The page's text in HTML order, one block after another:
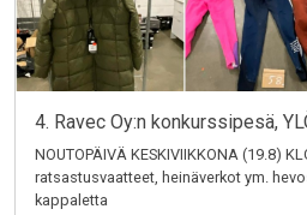
4. Ravec Oy:n konkurssipesä,
NOUTOPÄIVÄ KESKIVIIKKONA (19.8)
ratsastusvaatteet, heinäverkot ym.
kappaletta